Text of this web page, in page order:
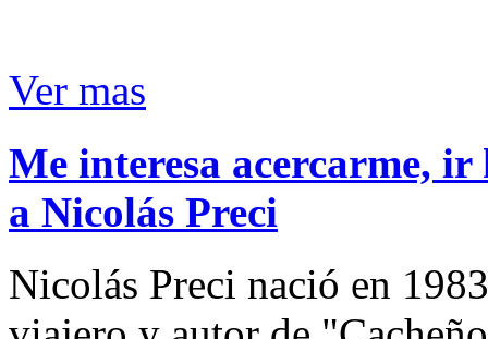
Ver mas
Me interesa acercarme,
a Nicolás Preci
Nicolás Preci nació en